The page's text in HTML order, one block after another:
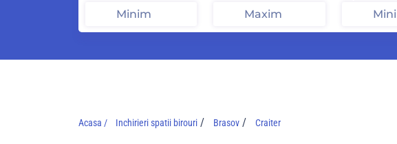
Acasa / Inchirieri spatii birouri / Brasov / Craiter